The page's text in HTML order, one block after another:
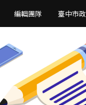
編輯團隊 臺中市